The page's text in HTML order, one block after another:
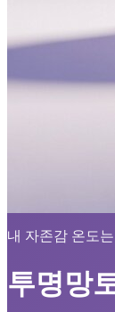
내 자존감 온도
투명망